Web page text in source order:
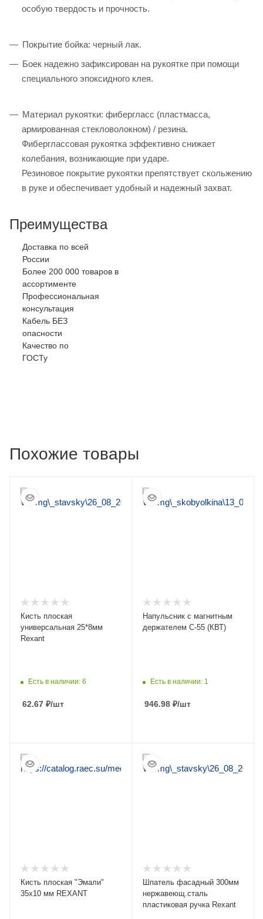
особую твердость и прочность.
Покрытие бойка: черный лак.
Боек надежно зафиксирован на рукоятке при помощи
специального эпоксидного клея.
Материал рукоятки: фибергласс (пластмасса,
армированная стекловолокном) / резина.
Фиберглассовая рукоятка эффективно снижает
колебания, возникающие при ударе.
Резиновое покрытие рукоятки препятствует скольжению
в руке и обеспечивает удобный и надежный захват.
Преимущества
Доставка по всей
России
Более 200 000 товаров в
ассортименте
Профессиональная
консультация
Кабель БЕЗ
опасности
Качество по
ГОСТу
Похожие товары
Кисть плоская
универсальная 25*8мм
Rexant
Есть в наличии: 6
62.67 ₽/шт
Напульсник с магнитным
держателем C-55 (КВТ)
Есть в наличии: 1
946.98 ₽/шт
Кисть плоская "Эмали"
35x10 мм REXANT
Шпатель фасадный 300мм
нержавеющ.сталь
пластиковая ручка Rexant